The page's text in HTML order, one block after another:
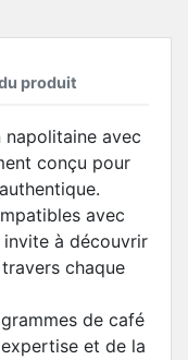
produit
avec
conçu pour
avec
invite à découvrir
chaque
de café
et de la